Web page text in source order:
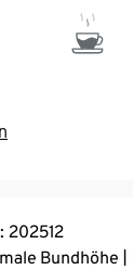
202512
Bundhöhe |